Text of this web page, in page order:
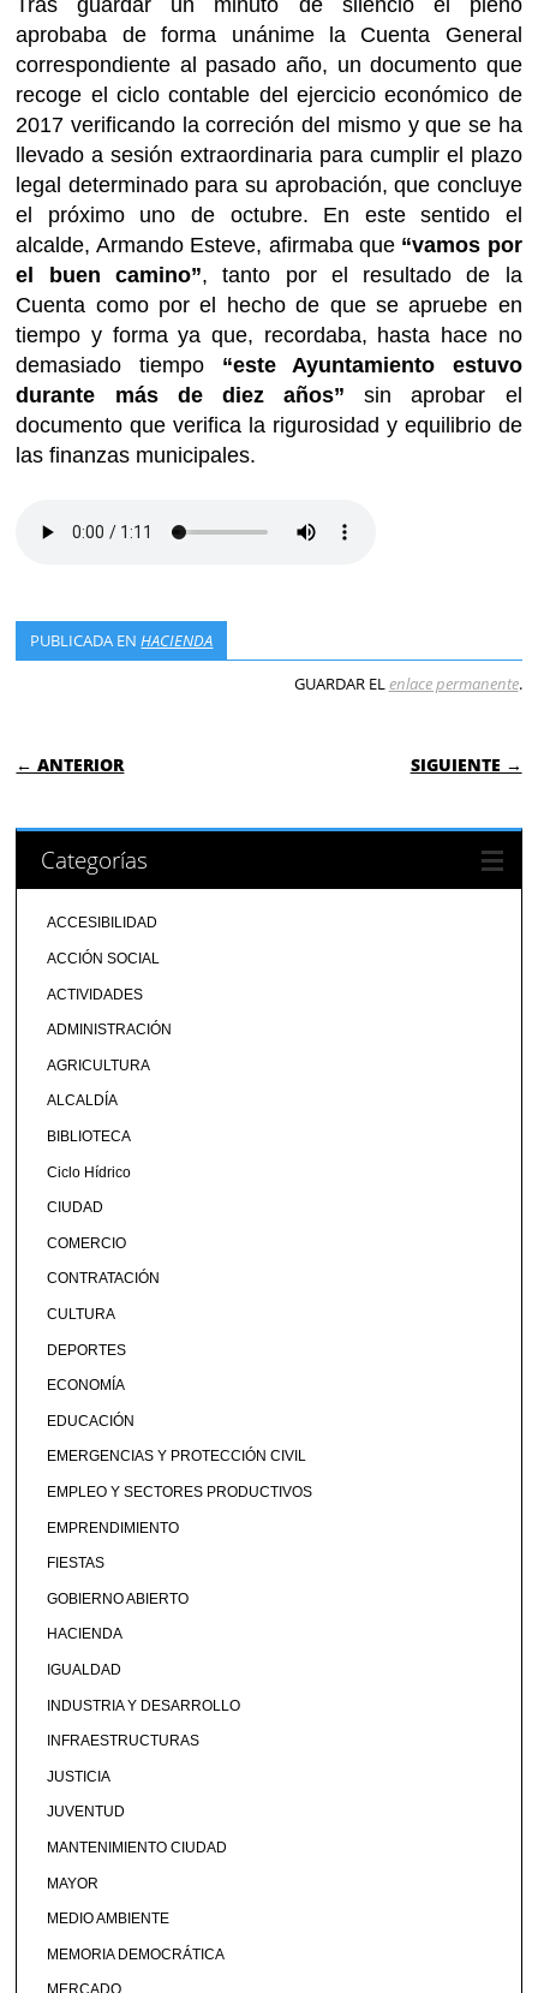
Tras guardar un minuto de silencio el pleno
aprobaba de forma unánime la Cuenta General
correspondiente al pasado año, un documento que
recoge el ciclo contable del ejercicio económico de
2017 verificando la correción del mismo y que se ha
llevado a sesión extraordinaria para cumplir el plazo
legal determinado para su aprobación, que concluye
el próximo uno de octubre. En este sentido el
alcalde, Armando Esteve, afirmaba que “vamos por
el buen camino”, tanto por el resultado de la
Cuenta como por el hecho de que se apruebe en
tiempo y forma ya que, recordaba, hasta hace no
demasiado tiempo “este Ayuntamiento estuvo
durante más de diez años” sin aprobar el
documento que verifica la rigurosidad y equilibrio de
las finanzas municipales.
PUBLICADA ENHACIENDA
GUARDAR ELenlace permanente.
NAVEGACIÓN DE ENTRADAS
← ANTERIOR SIGUIENTE →
Categorías
ACCESIBILIDAD
ACCIÓN SOCIAL
ACTIVIDADES
ADMINISTRACIÓN
AGRICULTURA
ALCALDÍA
BIBLIOTECA
Ciclo Hídrico
CIUDAD
COMERCIO
CONTRATACIÓN
CULTURA
DEPORTES
ECONOMÍA
EDUCACIÓN
EMERGENCIAS Y PROTECCIÓN CIVIL
EMPLEO Y SECTORES PRODUCTIVOS
EMPRENDIMIENTO
FIESTAS
GOBIERNO ABIERTO
HACIENDA
IGUALDAD
INDUSTRIA Y DESARROLLO
INFRAESTRUCTURAS
JUSTICIA
JUVENTUD
MANTENIMIENTO CIUDAD
MAYOR
MEDIO AMBIENTE
MEMORIA DEMOCRÁTICA